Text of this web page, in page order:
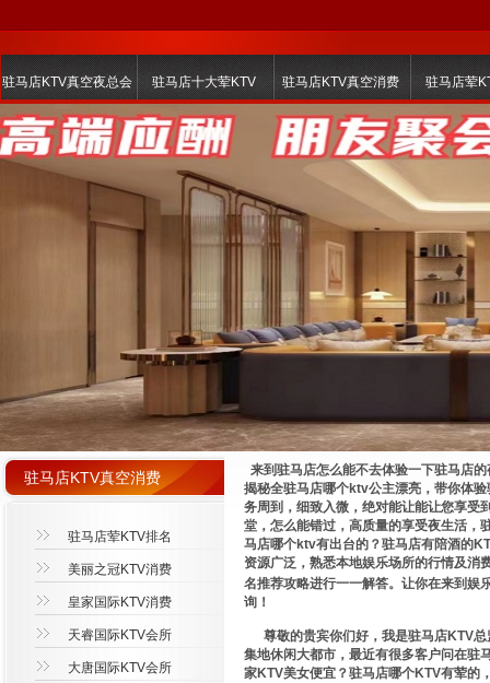
驻马店KTV真空夜总会 驻马店十大荤KTV 驻马店KTV真空消费 驻马店荤
驻马店KTV真空消费
驻马店荤KTV排名
美丽之冠KTV消费
皇家国际KTV消费
天睿国际KTV会所
大唐国际KTV会所
来到驻马店怎么能不去体验一下驻马店
揭秘全驻马店哪个ktv公主漂亮，带你体
务周到，细致入微，绝对能让能让您享受
堂，怎么能错过，高质量的享受夜生活，
马店哪个ktv有出台的？驻马店有陪酒的
资源广泛，熟悉本地娱乐场所的行情及消
名推荐攻略进行一一解答。让你在来到娱
询！
尊敬的贵宾你们好，我是驻马店KTV总
集地休闲大都市，最近有很多客户问在驻
家KTV美女便宜？驻马店哪个KTV有荤的